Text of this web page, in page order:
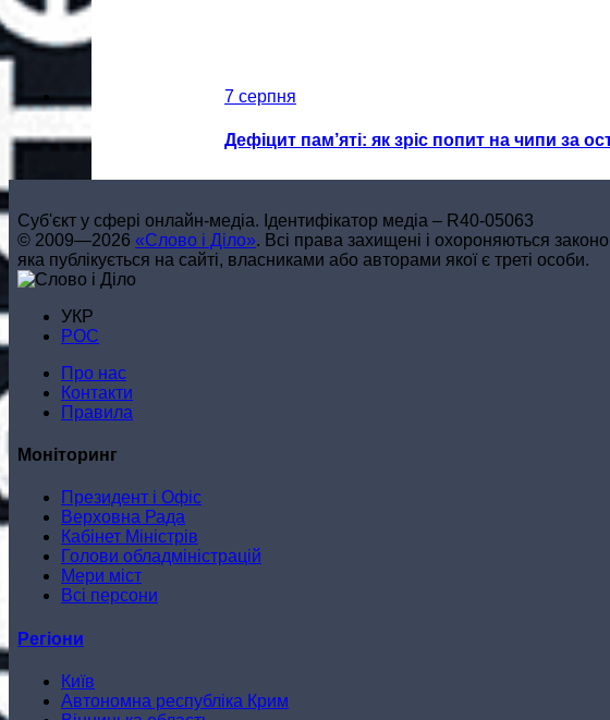
7 серпня
Дефіцит пам’яті: як зріс попит на чипи за
Cуб'єкт у сфері онлайн-медіа. Ідентифікатор медіа – R40-05063
© 2009—2026 «Слово і Діло». Всі права захищені і охороняються
яка публікується на сайті, власниками або авторами якої є треті особи.
УКР
РОС
Про нас
Контакти
Правила
Моніторинг
Президент і Офіс
Верховна Рада
Кабінет Міністрів
Голови обладміністрацій
Мери міст
Всі персони
Регіони
Київ
Автономна республіка Крим